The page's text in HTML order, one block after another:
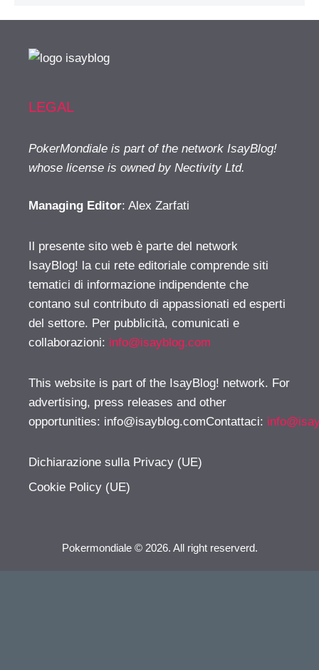
LEGAL
PokerMondiale is part of the network IsayBlog!
whose license is owned by Nectivity Ltd.
Managing Editor: Alex Zarfati
Il presente sito web è parte del network
IsayBlog! la cui rete editoriale comprende siti
tematici di informazione indipendente che
contano sul contributo di appassionati ed esperti
del settore. Per pubblicità, comunicati e
collaborazioni: info@isayblog.com
This website is part of the IsayBlog! network. For
advertising, press releases and other
opportunities: info@isayblog.comContattaci:
Dichiarazione sulla Privacy (UE)
Cookie Policy (UE)
Pokermondiale © 2026. All right reserverd.